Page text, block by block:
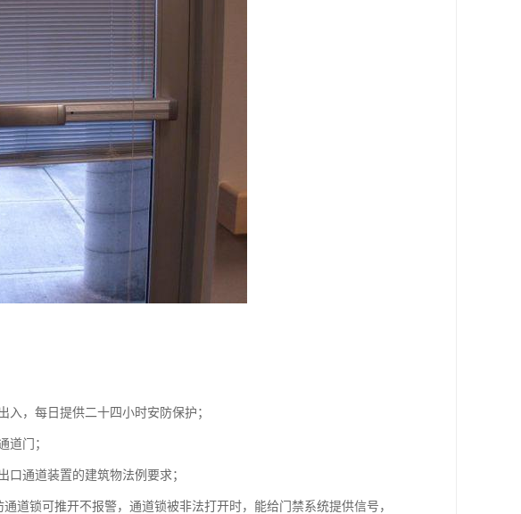
，每日提供二十四小时安防保护；
道门；
通道装置的建筑物法例要求；
道锁可推开不报警，通道锁被非法打开时，能给门禁系统提供信号，